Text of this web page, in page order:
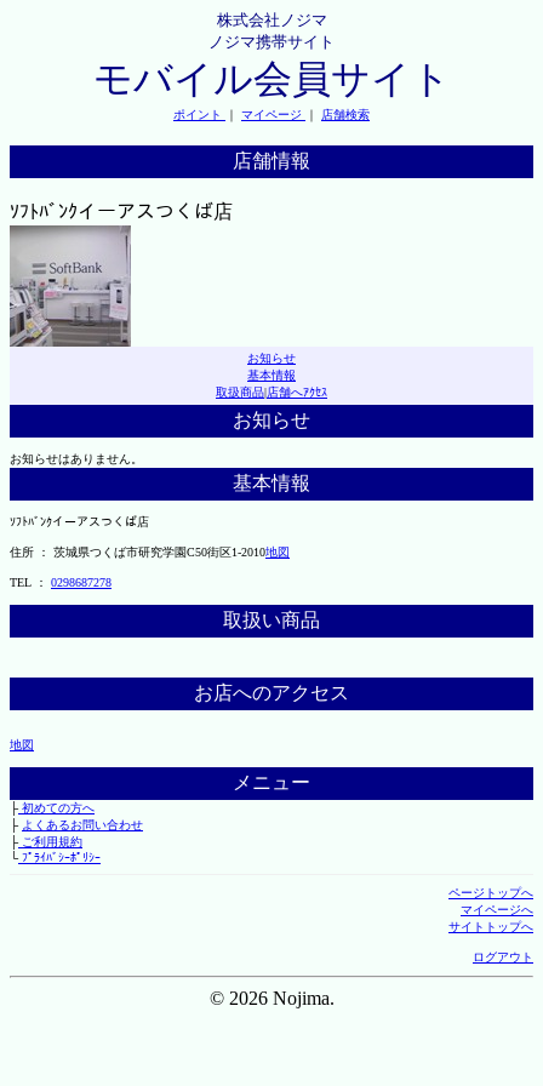
株式会社ノジマ
ノジマ携帯サイト
モバイル会員サイト
ポイント ｜ マイページ ｜ 店舗検索
店舗情報
ｿﾌﾄﾊﾞﾝｸイーアスつくば店
お知らせ
基本情報
取扱商品|店舗へｱｸｾｽ
お知らせ
お知らせはありません。
基本情報
ｿﾌﾄﾊﾞﾝｸイーアスつくば店
住所 ： 茨城県つくば市研究学園C50街区1-2010地図
TEL ： 0298687278
取扱い商品
お店へのアクセス
地図
メニュー
├初めての方へ
├ よくあるお問い合わせ
├ご利用規約
└ﾌﾟﾗｲﾊﾞｼｰﾎﾟﾘｼｰ
ページトップへ
マイページへ
サイトトップへ
ログアウト
© 2026 Nojima.